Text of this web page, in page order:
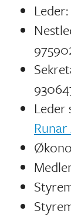
Leder:
Leder